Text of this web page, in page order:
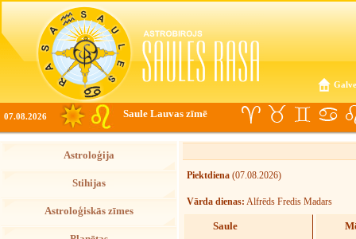
07.08.2026 Saule Lauvas zīmē
Astroloģija
Stihijas
Astroloģiskās zīmes
Piektdiena (07.08.2026)
Vārda dienas: Alfrēds Fredis Madars
Saule